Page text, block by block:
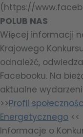
(https://
POLUB NAS
Więcej informacji
Krajowego
odnaleźć,
Facebooku. Na
aktualne
>>Profil
Energetycznego <<
Informacje o